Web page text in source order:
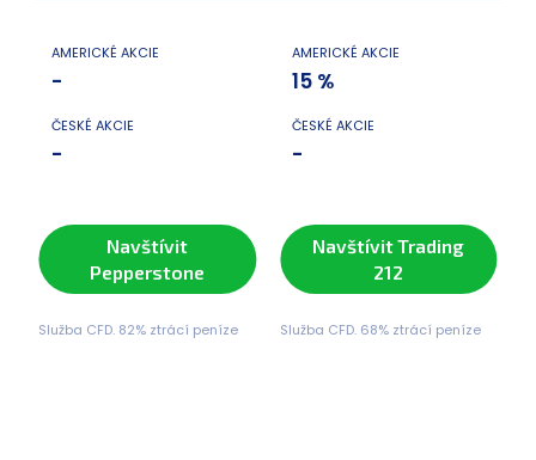
AMERICKÉ AKCIE
-
ČESKÉ AKCIE
-
AMERICKÉ AKCIE
15 %
ČESKÉ AKCIE
-
Navštívit
Pepperstone
Služba CFD. 82% ztrácí peníze
Navštívit Trading
212
Služba CFD. 68% ztrácí peníze